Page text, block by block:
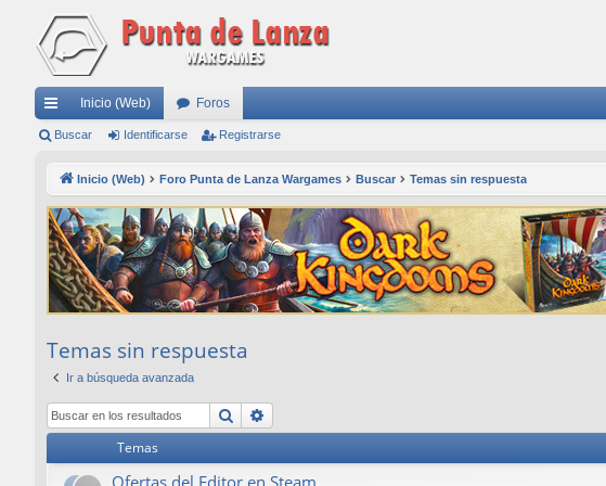
nl
rá
pi
do
Inicio (Web) Foros
Buscar Identificarse Registrarse
Inicio (Web) Foro Punta de Lanza Wargames Buscar Temas sin respuesta
Temas sin respuesta
Ir a búsqueda avanzada
Buscar
Temas